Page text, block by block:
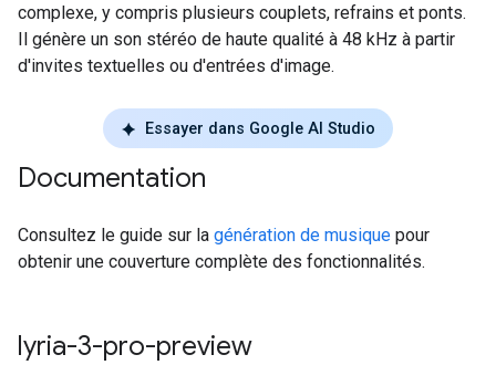
complexe, y compris plusieurs couplets, refrains et ponts.
Il génère un son stéréo de haute qualité à 48 kHz à partir
d'invites textuelles ou d'entrées d'image.
Essayer dans Google AI Studio
Documentation
Consultez le guide sur la génération de musique pour
obtenir une couverture complète des fonctionnalités.
lyria-3-pro-preview